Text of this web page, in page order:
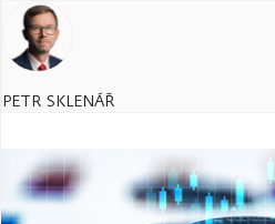
PETR SKLENÁŘ